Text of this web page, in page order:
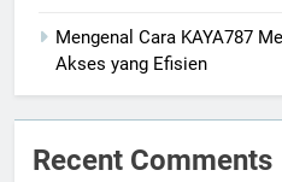
Mengenal Cara KAYA787
Akses yang Efisien
Recent Comments